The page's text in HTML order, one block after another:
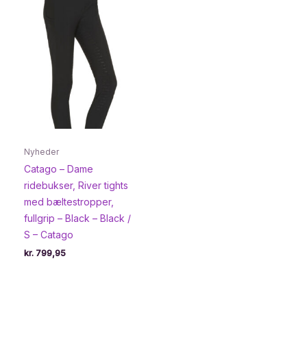
Nyheder
Catago – Dame
ridebukser, River tights
med bæltestropper,
fullgrip – Black – Black /
S – Catago
kr. 799,95